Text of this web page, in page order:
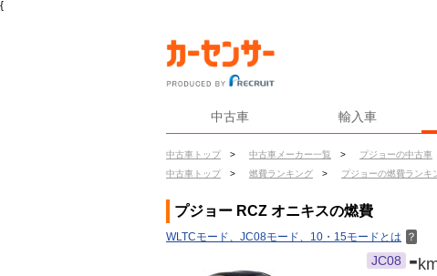
{
中古車 輸入車
中古車トップ > 中古車メーカー一覧 > プジョーの中古車
中古車トップ
> 燃費ランキング > プジョーの燃費ランキ
プジョー RCZ オニキスの燃費
WLTCモード、JC08モード、10・15モードとは ？
JC08 -